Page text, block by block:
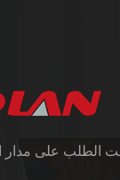
الطلب على مدار